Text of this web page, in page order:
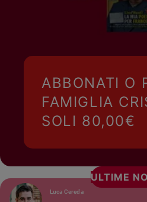
ABBONATI O
FAMIGLIA
SOLI 80,00€
ULTIME
Luca Cereda